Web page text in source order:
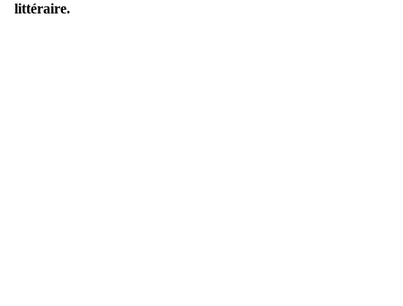
littéraire.